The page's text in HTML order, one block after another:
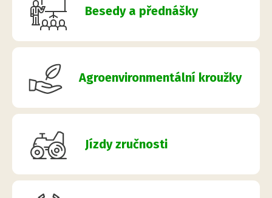
Besedy a přednášky
Agroenvironmentální kroužky
Jízdy zručnosti